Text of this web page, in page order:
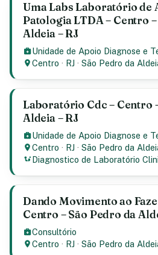
Uma Labs Laboratório de
Patologia LTDA – Centro
Aldeia – RJ
Unidade de Apoio Diagnose e
Centro · RJ ·São Pedro da
Laboratório Cdc – Centro
Aldeia – RJ
Unidade de Apoio Diagnose e
Centro · RJ ·São Pedro da
Diagnostico de Laboratório
Dando Movimento ao
Centro – São Pedro da
Consultório
Centro · RJ ·São Pedro da